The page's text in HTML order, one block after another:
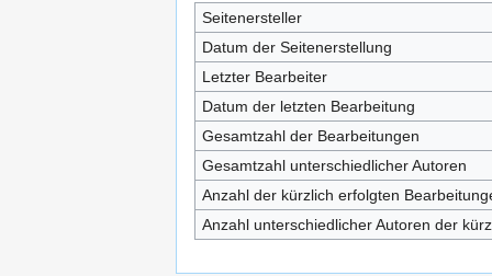
Seitenersteller
Datum der Seitenerstellung
Letzter Bearbeiter
Datum der letzten Bearbeitung
Gesamtzahl der Bearbeitungen
Gesamtzahl unterschiedlicher Autoren
Anzahl der kürzlich erfolgten
Anzahl unterschiedlicher Autoren der